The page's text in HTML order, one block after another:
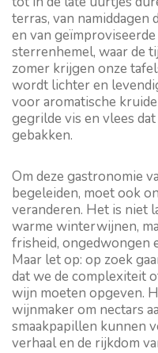
terras, van
en van
sterrenhemel, waar de
zomer krijgen onze
wordt lichter en
voor aromatische
gegrilde vis en vlees
gebakken.
Om deze gastronomie
begeleiden, moet ook
veranderen. Het is niet
warme winterwijnen,
frisheid, ongedwongen
Maar let op: op zoek
dat we de complexiteit
wijn moeten opgeven.
wijnmaker om nectars
smaakpapillen kunnen
verhaal en de rijkdom